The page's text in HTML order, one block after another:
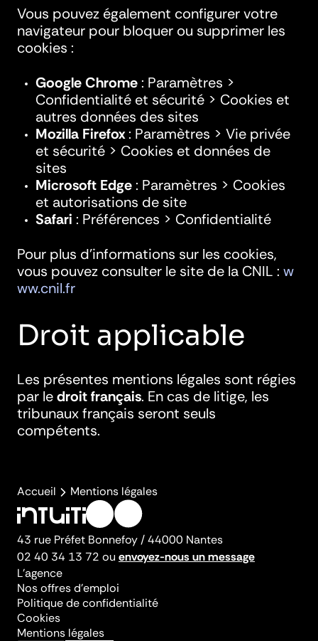
Vous pouvez également configurer votre
navigateur pour bloquer ou supprimer les
cookies :
Google Chrome : Paramètres >
Confidentialité et sécurité > Cookies et
autres données des sites
Mozilla Firefox: Paramètres > Vie privée
et sécurité > Cookies et données de
sites
Microsoft Edge : Paramètres > Cookies
et autorisations de site
Safari : Préférences > Confidentialité
Pour plus d’informations sur les cookies,
vous pouvez consulter le site de la CNIL : w
ww.cnil.fr
Droit applicable
Les présentes mentions légales sont régies
par ledroit français. En cas de litige, les
tribunaux français seront seuls
compétents.
Accueil
Mentions légales
Instagram
43 rue Préfet Bonnefoy / 44000 Nantes
02 40 34 13 72 ou envoyez-nous un message
L’agence
Nos offres d’emploi
Politique de confidentialité
Cookies
Mentions légales